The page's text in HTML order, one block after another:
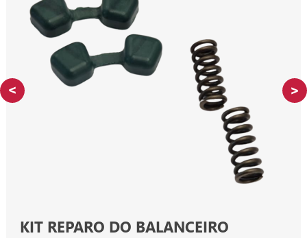
KIT REPARO DO BALANCEIRO